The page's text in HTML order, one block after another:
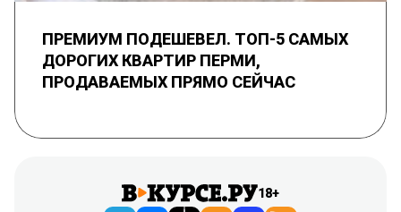
ПРЕМИУМ ПОДЕШЕВЕЛ. ТОП-5 САМЫХ
ДОРОГИХ КВАРТИР ПЕРМИ,
ПРОДАВАЕМЫХ ПРЯМО СЕЙЧАС
18+